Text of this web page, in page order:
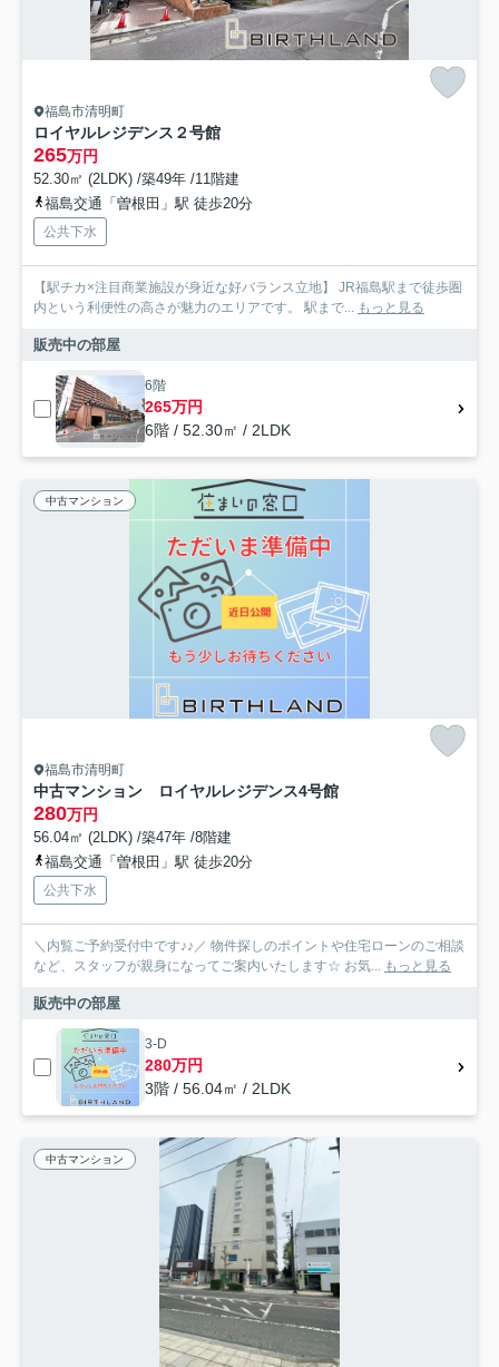
福島市清明町
ロイヤルレジデンス２号館
265万円
52.30㎡ (2LDK) /築49年 /11階建
福島交通「曽根田」駅 徒歩20分
公共下水
【駅チカ×注目商業施設が身近な好バランス立地】 JR福島駅まで徒歩圏
内という利便性の高さが魅力のエリアです。 駅まで... もっと見る
販売中の部屋
6階
265万円
6階 / 52.30㎡ / 2LDK
中古マンション
福島市清明町
中古マンション ロイヤルレジデンス4号館
280万円
56.04㎡ (2LDK) /築47年 /8階建
福島交通「曽根田」駅 徒歩20分
公共下水
＼内覧ご予約受付中です♪♪／ 物件探しのポイントや住宅ローンのご相談
など、スタッフが親身になってご案内いたします☆ お気... もっと見る
販売中の部屋
3-D
280万円
3階 / 56.04㎡ / 2LDK
中古マンション